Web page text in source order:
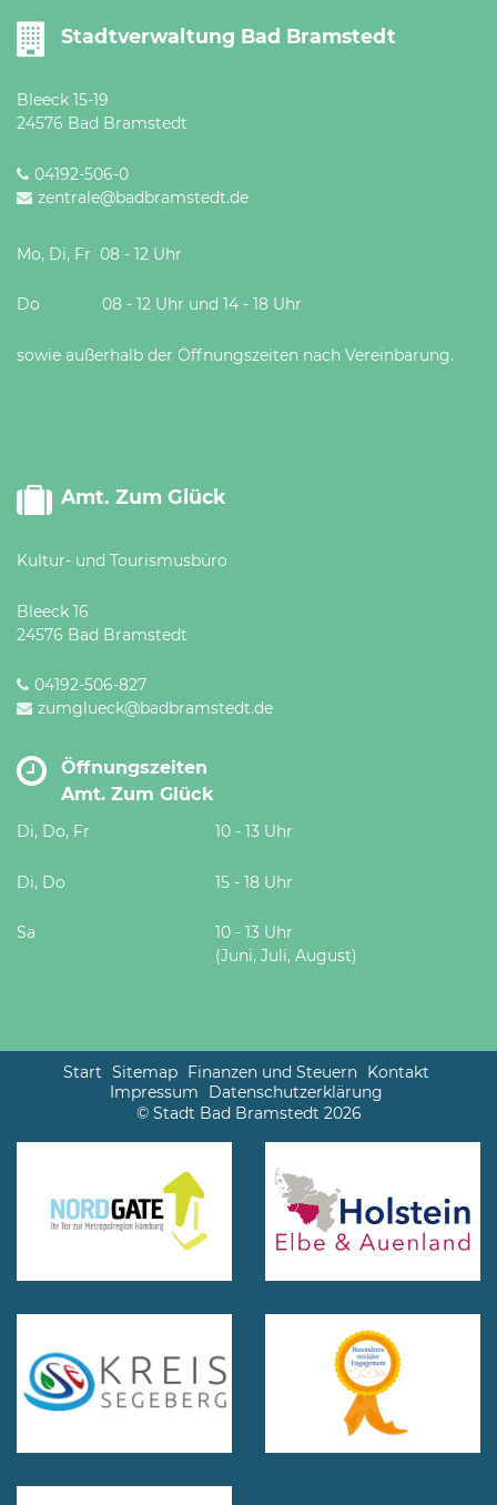
Stadtverwaltung Bad Bramstedt
Bleeck 15-19
24576 Bad Bramstedt
04192-506-0
zentrale@badbramstedt.de
Mo, Di, Fr 08 - 12 Uhr
Do 08 - 12 Uhr und 14 - 18 Uhr
sowie außerhalb der Öffnungszeiten nach Vereinbarung.
Amt. Zum Glück
Kultur- und Tourismusbüro
Bleeck 16
24576 Bad Bramstedt
04192-506-827
zumglueck@badbramstedt.de
Öffnungszeiten
Amt. Zum Glück
Di, Do, Fr 10 - 13 Uhr
Di, Do 15 - 18 Uhr
Sa
10 - 13 Uhr
(Juni, Juli, August)
Start Sitemap Finanzen und Steuern Kontakt
Impressum
Datenschutzerklärung
© Stadt Bad Bramstedt 2026